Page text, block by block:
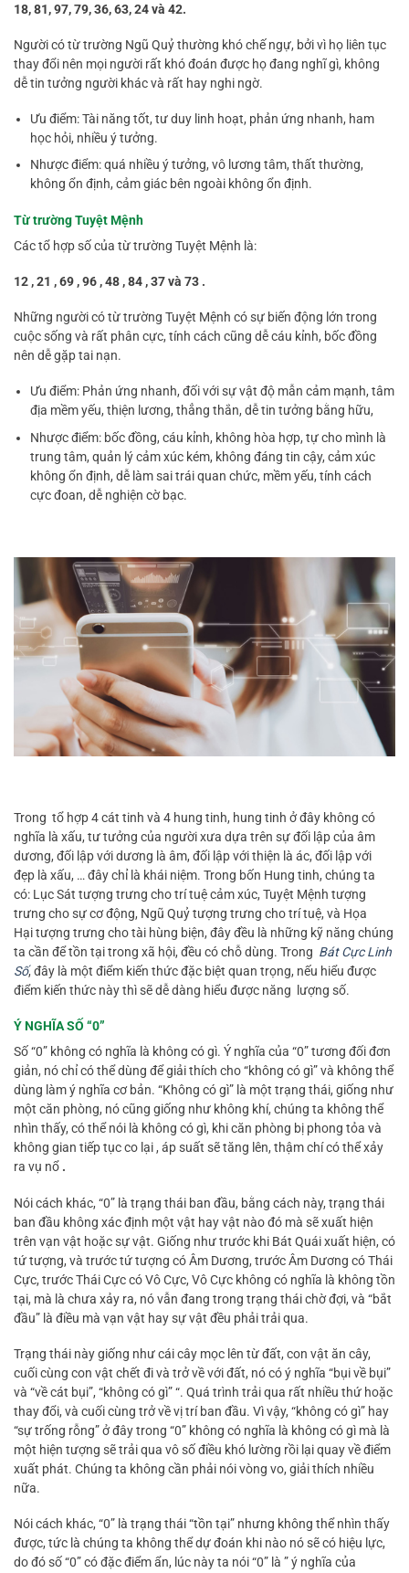
18, 81, 97, 79, 36, 63, 24 và 42.
Người có từ trường Ngũ Quỷ thường khó chế ngự, bởi vì họ liên tục
thay đổi nên mọi người rất khó đoán được họ đang nghĩ gì, không
dễ tin tưởng người khác và rất hay nghi ngờ.
Ưu điểm: Tài năng tốt, tư duy linh hoạt, phản ứng nhanh, ham
học hỏi, nhiều ý tưởng.
Nhược điểm: quá nhiều ý tưởng, vô lương tâm, thất thường,
không ổn định, cảm giác bên ngoài không ổn định.
Từ trường Tuyệt Mệnh
Các tổ hợp số của từ trường Tuyệt Mệnh là:
12 , 21 , 69 , 96 , 48 , 84 , 37 và 73 .
Những người có từ trường Tuyệt Mệnh có sự biến động lớn trong
cuộc sống và rất phân cực, tính cách cũng dễ cáu kỉnh, bốc đồng
nên dễ gặp tai nạn.
Ưu điểm: Phản ứng nhanh, đối với sự vật độ mẫn cảm mạnh, tâm
địa mềm yếu, thiện lương, thẳng thắn, dễ tin tưởng bằng hữu,
Nhược điểm: bốc đồng, cáu kỉnh, không hòa hợp, tự cho mình là
trung tâm, quản lý cảm xúc kém, không đáng tin cậy, cảm xúc
không ổn định, dễ làm sai trái quan chức, mềm yếu, tính cách
cực đoan, dễ nghiện cờ bạc.
Trong tổ hợp 4 cát tinh và 4 hung tinh, hung tinh ở đây không có
nghĩa là xấu, tư tưởng của người xưa dựa trên sự đối lập của âm
dương, đối lập với dương là âm, đối lập với thiện là ác, đối lập với
đẹp là xấu, … đây chỉ là khái niệm. Trong bốn Hung tinh, chúng ta
có: Lục Sát tượng trưng cho trí tuệ cảm xúc, Tuyệt Mệnh tượng
trưng cho sự cơ động, Ngũ Quỷ tượng trưng cho trí tuệ, và Họa
Hại tượng trưng cho tài hùng biện, đây đều là những kỹ năng chúng
ta cần để tồn tại trong xã hội, đều có chỗ dùng. Trong Bát Cực Linh
Số, đây là một điểm kiến ​​thức đặc biệt quan trọng, nếu hiểu được
điểm kiến ​​thức này thì sẽ dễ dàng hiểu được năng lượng số.
Ý NGHĨA SỐ “0”
Số “0” không có nghĩa là không có gì. Ý nghĩa của “0” tương đối đơn
giản, nó chỉ có thể dùng để giải thích cho “không có gì” và không thể
dùng làm ý nghĩa cơ bản. “Không có gì” là một trạng thái, giống như
một căn phòng, nó cũng giống như không khí, chúng ta không thể
nhìn thấy, có thể nói là không có gì, khi căn phòng bị phong tỏa và
không gian tiếp tục co lại , áp suất sẽ tăng lên, thậm chí có thể xảy
ra vụ nổ .
Nói cách khác, “0” là trạng thái ban đầu, bằng cách này, trạng thái
ban đầu không xác định một vật hay vật nào đó mà sẽ xuất hiện
trên vạn vật hoặc sự vật. Giống như trước khi Bát Quái xuất hiện, có
tứ tượng, và trước tứ tượng có Âm Dương, trước Âm Dương có Thái
Cực, trước Thái Cực có Vô Cực, Vô Cực không có nghĩa là không tồn
tại, mà là chưa xảy ra, nó vẫn đang trong trạng thái chờ đợi, và “bắt
đầu” là điều mà vạn vật hay sự vật đều phải trải qua.
Trạng thái này giống như cái cây mọc lên từ đất, con vật ăn cây,
cuối cùng con vật chết đi và trở về với đất, nó có ý nghĩa “bụi về bụi”
và “về cát bụi”, “không có gì” “. Quá trình trải qua rất nhiều thứ hoặc
thay đổi, và cuối cùng trở về vị trí ban đầu. Vì vậy, “không có gì” hay
“sự trống rỗng” ở đây trong “0” không có nghĩa là không có gì mà là
một hiện tượng sẽ trải qua vô số điều khó lường rồi lại quay về điểm
xuất phát. Chúng ta không cần phải nói vòng vo, giải thích nhiều
nữa.
Nói cách khác, “0” là trạng thái “tồn tại” nhưng không thể nhìn thấy
được, tức là chúng ta không thể dự đoán khi nào nó sẽ có hiệu lực,
do đó số “0” có đặc điểm ẩn, lúc này ta nói “0” là ” ý nghĩa của